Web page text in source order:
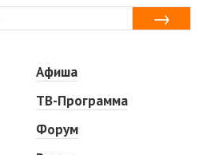
Афиша
ТВ-Программа
Форум